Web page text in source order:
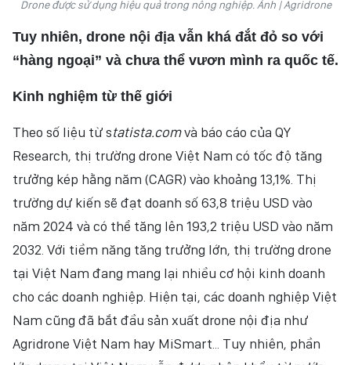
Drone được sử dụng hiệu quả trong nông nghiệp. Ảnh | Agridrone
Tuy nhiên, drone nội địa vẫn khá đắt đỏ so với
“hàng ngoại” và chưa thể vươn mình ra quốc tế.
Kinh nghiệm từ thế giới
Theo số liệu từ statista.comvà báo cáo của QY
Research, thị trường drone Việt Nam có tốc độ tăng
trưởng kép hằng năm (CAGR) vào khoảng 13,1%. Thị
trường dự kiến sẽ đạt doanh số 63,8 triệu USD vào
năm 2024 và có thể tăng lên 193,2 triệu USD vào năm
2032. Với tiềm năng tăng trưởng lớn, thị trường drone
tại Việt Nam đang mang lại nhiều cơ hội kinh doanh
cho các doanh nghiệp. Hiện tại, các doanh nghiệp Việt
Nam cũng đã bắt đầu sản xuất drone nội địa như
Agridrone Việt Nam hay MiSmart... Tuy nhiên, phần